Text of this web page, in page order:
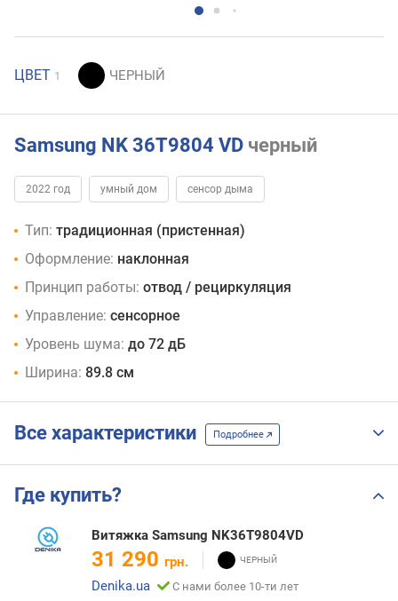
ЦВЕТ 1
Samsung NK 36T9804 VD черный
2022 год умный дом сенсор дыма
Тип: традиционная (пристенная)
Оформление: наклонная
Принцип работы: отвод / рециркуляция
Управление: сенсорное
Уровень шума: до 72 дБ
Ширина: 89.8 см
Все характеристики Подробнее
Где купить?
Витяжка Samsung NK36T9804VD
31 290 грн.
Denika.ua
С нами более 10-ти лет